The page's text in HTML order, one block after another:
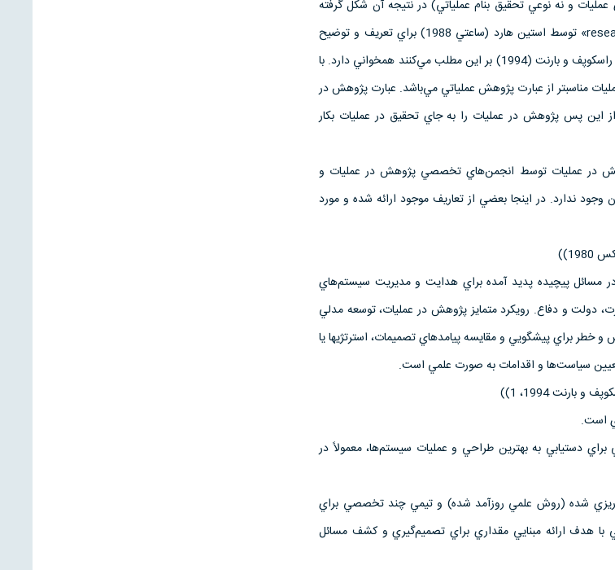
و نه نوعي تحقيق بنام عملياتي) در نتيجه آن شكل گرفته
است را بيان نمي‌دارد. اين تفسير با عبارت «research into» توسط استين هارد (ساعتي 1988) براي تعريف و توضيح
تحقيق در عمليات بكار رفته‌است و با تأكيدي كه پولاك، راسكوپف و بارنت (1994) بر اين مطلب مي‌كنند همخواني دارد. با
مناسبتر از عبارت پژوهش عملياتي مي‌باشد. عبارت پژوهش در
اين پس پژوهش در عمليات را به جاي تحقيق در عمليات بكار
در عمليات توسط انجمن‌‌هاي تخصصي پژوهش در عمليات و
ندارد. در اينجا بعضي از تعاريف موجود ارائه شده و مورد
مسائل پيچيده پديد آمده براي هدايت و مديريت سيستم‌هاي
دولت و دفاع. رويكرد متمايز پژوهش در عمليات، توسعه مدلي
و خطر براي پيشگويي و مقايسه پيامدهاي تصميمات، استرتژيها يا
سياست‌ها و اقدامات به صورت علمي است.
دستيابي به بهترين طراحي و عمليات سيستم‌ها، معمولاً در
شده (روش علمي روز‌آمد شده) و تيمي چند تخصصي براي
با هدف ارائه مبنايي مقداري براي تصميم‌گيري و كشف مسائل